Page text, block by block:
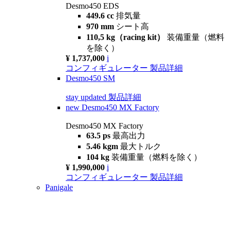
Desmo450 EDS
449.6 cc 排気量
970 mm シート高
110,5 kg（racing kit） 装備重量（燃料
を除く）
¥ 1,737,000 i
コンフィギュレーター 製品詳細
Desmo450 SM
stay updated 製品詳細
new Desmo450 MX Factory
Desmo450 MX Factory
63.5 ps 最高出力
5.46 kgm 最大トルク
104 kg 装備重量（燃料を除く）
¥ 1,990,000 i
コンフィギュレーター 製品詳細
Panigale